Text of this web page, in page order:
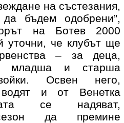
на състезания,
бъдем одобрени”,
на Ботев 2000
уточни, че клубът ще
– за деца,
младша и старша
Освен него,
и от Венетка
се надяват,
да премине